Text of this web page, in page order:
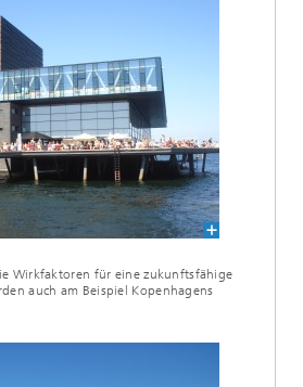
Wirkfaktoren für eine zukunftsfähige
auch am Beispiel Kopenhagens